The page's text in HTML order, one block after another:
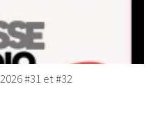
#31 et #32